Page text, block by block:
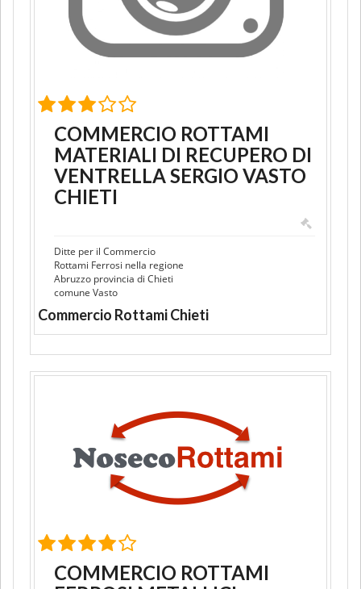
COMMERCIO ROTTAMI
MATERIALI DI RECUPERO DI
VENTRELLA SERGIO VASTO
CHIETI
Ditte per il Commercio
Rottami Ferrosi nella regione
Abruzzo provincia di Chieti
comune Vasto
Commercio Rottami Chieti
COMMERCIO ROTTAMI